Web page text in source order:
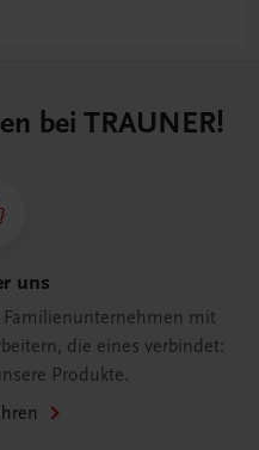
bei TRAUNER!
uns
mit
die eines verbindet:
Produkte.